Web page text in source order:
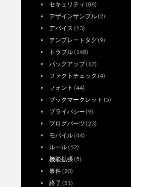
セキュリティ (88)
デザインサンプル(2)
デバイス (13)
テンプレートタグ(9)
トラブル(148)
バックアップ(17)
ファクトチェック (4)
フォント (44)
ブックマークレット (5)
プライバシー (9)
ブログパーツ (23)
モバイル(44)
ルール(12)
機能拡張(5)
事件(20)
終了 (51)